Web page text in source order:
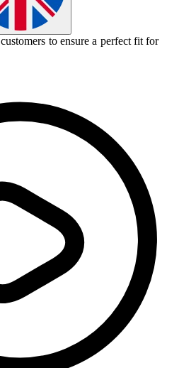
customers to ensure a perfect fit for